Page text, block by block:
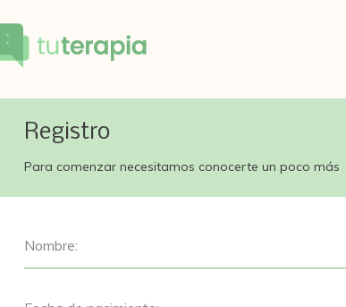
Registro
Para comenzar necesitamos conocerte un poco más
Nombre: